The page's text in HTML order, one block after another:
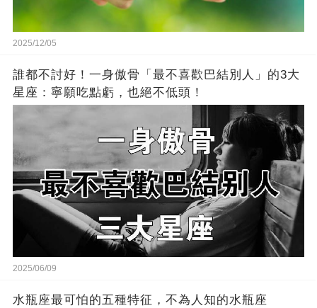
2025/12/05
誰都不討好！一身傲骨「最不喜歡巴結別人」的3大
星座：寧願吃點虧，也絕不低頭！
2025/06/09
水瓶座最可怕的五種特征，不為人知的水瓶座